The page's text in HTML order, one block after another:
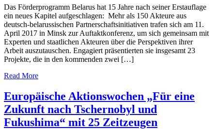
Das Förderprogramm Belarus hat 15 Jahre nach seiner Erstauflage
ein neues Kapitel aufgeschlagen: Mehr als 150 Akteure aus
deutsch-belarussischen Partnerschaftsinitiativen trafen sich am 11.
April 2017 in Minsk zur Auftaktkonferenz, um sich gemeinsam mit
Experten und staatlichen Akteuren über die Perspektiven ihrer
Arbeit auszutauschen. Engagiert präsentierten sie insgesamt 23
Projekte, die in den kommenden zwei […]
Read More
Europäische Aktionswochen „Für eine
Zukunft nach Tschernobyl und
Fukushima“ mit 25 Zeitzeugen